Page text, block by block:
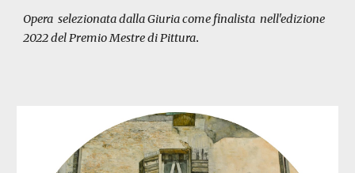
Opera selezionata dalla Giuria come finalista nell'edizione
2022 del Premio Mestre di Pittura.